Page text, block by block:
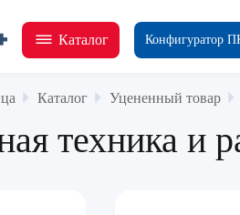
Каталог Конфигуратор
Каталог Уцененный товар
техника и